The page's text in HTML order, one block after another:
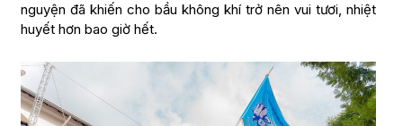
nguyện đã khiến cho bầu không khí trở nên vui tươi, nhiệt
huyết hơn bao giờ hết.